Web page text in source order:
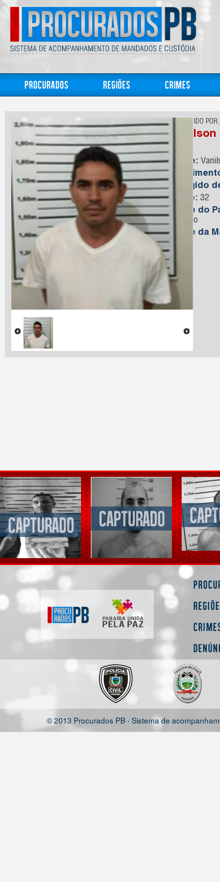
Procurados Regiões Crimes
CONHECIDO POR:
Nome:
Foragido
Idade: 32
Nome do
Macedo
Nome da
© 2013 Procurados PB - Sistema de